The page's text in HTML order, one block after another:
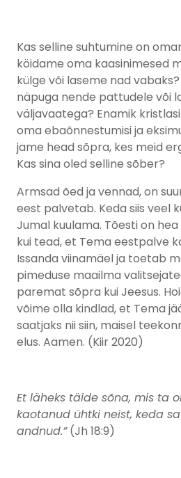
Kas selline suhtumine on
köidame oma kaasinimesed
külge või laseme nad
näpuga nende pattudele või
väljavaatega? Enamik
oma ebaõnnestumisi ja
jame head sõpra, kes meid
Kas sina oled selline sõber?
Armsad õed ja vennad, on
eest palvetab. Keda siis veel
Jumal kuulama. Tõesti on
kui tead, et Tema eestpalve
Issanda viinamäel ja toetab
pimeduse maailma
paremat sõpra kui Jeesus.
võime olla kindlad, et Tema
saatjaks nii siin, maisel
elus. Aamen. (Kiir 2020)
Et läheks täide sõna, mis ta
kaotanud ühtki neist, keda
andnud.”(Jh 18:9)